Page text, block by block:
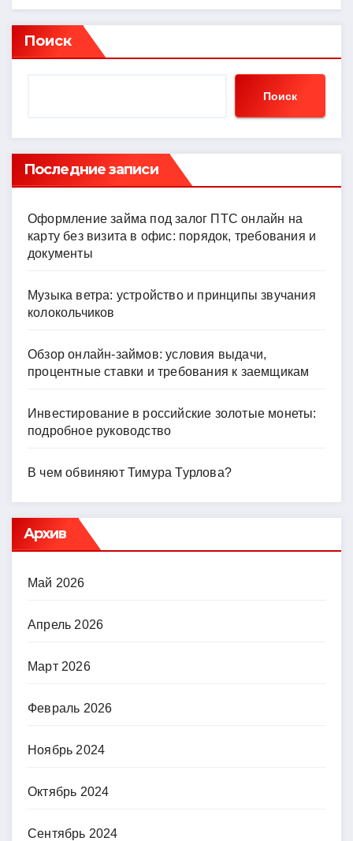
n
o
kl
ni
ki
at
s
A
er
e
a
р
в
ть
Поиск
Поиск
Последние записи
Оформление займа под залог ПТС онлайн на
карту без визита в офис: порядок, требования и
документы
Музыка ветра: устройство и принципы звучания
колокольчиков
Обзор онлайн-займов: условия выдачи,
процентные ставки и требования к заемщикам
Инвестирование в российские золотые монеты:
подробное руководство
В чем обвиняют Тимура Турлова?
Архив
Май 2026
Апрель 2026
Март 2026
Февраль 2026
Ноябрь 2024
Октябрь 2024
Сентябрь 2024